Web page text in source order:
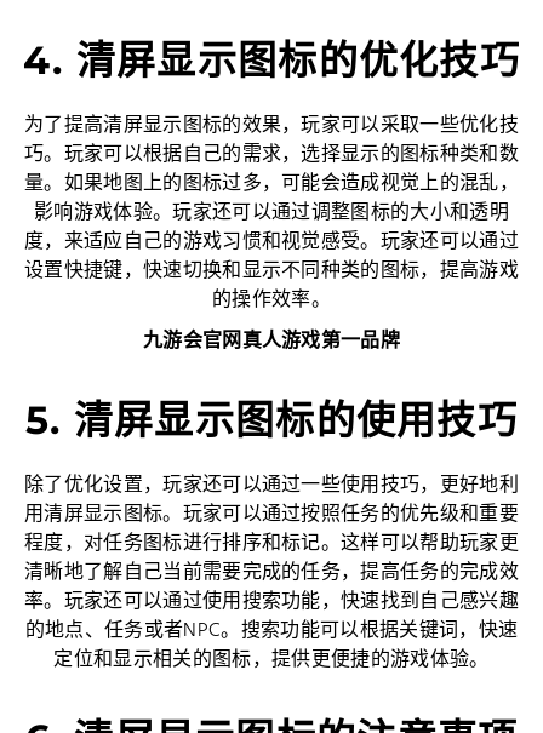
4. 清屏显示图标的优化技巧
为了提高清屏显示图标的效果，玩家可以采取一些优化技
巧。玩家可以根据自己的需求，选择显示的图标种类和数
量。如果地图上的图标过多，可能会造成视觉上的混乱，
影响游戏体验。玩家还可以通过调整图标的大小和透明
度，来适应自己的游戏习惯和视觉感受。玩家还可以通过
设置快捷键，快速切换和显示不同种类的图标，提高游戏
的操作效率。
九游会官网真人游戏第一品牌
5. 清屏显示图标的使用技巧
除了优化设置，玩家还可以通过一些使用技巧，更好地利
用清屏显示图标。玩家可以通过按照任务的优先级和重要
程度，对任务图标进行排序和标记。这样可以帮助玩家更
清晰地了解自己当前需要完成的任务，提高任务的完成效
率。玩家还可以通过使用搜索功能，快速找到自己感兴趣
的地点、任务或者NPC。搜索功能可以根据关键词，快速
定位和显示相关的图标，提供更便捷的游戏体验。